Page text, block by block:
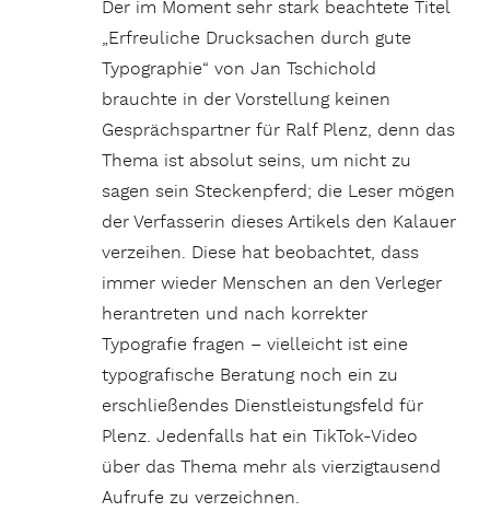
Der im Moment sehr stark beachtete Titel
„Erfreuliche Drucksachen durch gute
Typographie“ von Jan Tschichold
brauchte in der Vorstellung keinen
Gesprächspartner für Ralf Plenz, denn das
Thema ist absolut seins, um nicht zu
sagen sein Steckenpferd; die Leser mögen
der Verfasserin dieses Artikels den Kalauer
verzeihen. Diese hat beobachtet, dass
immer wieder Menschen an den Verleger
herantreten und nach korrekter
Typografie fragen – vielleicht ist eine
typografische Beratung noch ein zu
erschließendes Dienstleistungsfeld für
Plenz. Jedenfalls hat ein TikTok-Video
über das Thema mehr als vierzigtausend
Aufrufe zu verzeichnen.